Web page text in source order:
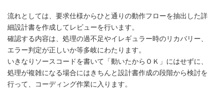
流れとしては、要求仕様からひと通りの動作フローを抽出した詳
細設計書を作成してレビューを行います。
確認する内容は、処理の過不足やイレギュラー時のリカバリー、
エラー判定が正しいか等多岐にわたります。
いきなりソースコードを書いて「動いたからＯＫ」にはせずに、
処理が複雑になる場合にはきちんと設計書作成の段階から検討を
行って、コーディング作業に入ります。